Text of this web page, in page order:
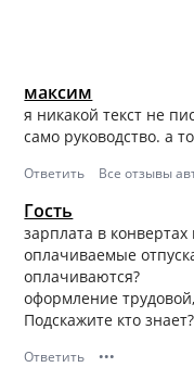
максим
я никакой текст не
само руководство. а
Ответить Все отзывы
Гость
зарплата в
оплачиваемые
оплачиваются?
оформление
Подскажите кто знает?
Ответить •••